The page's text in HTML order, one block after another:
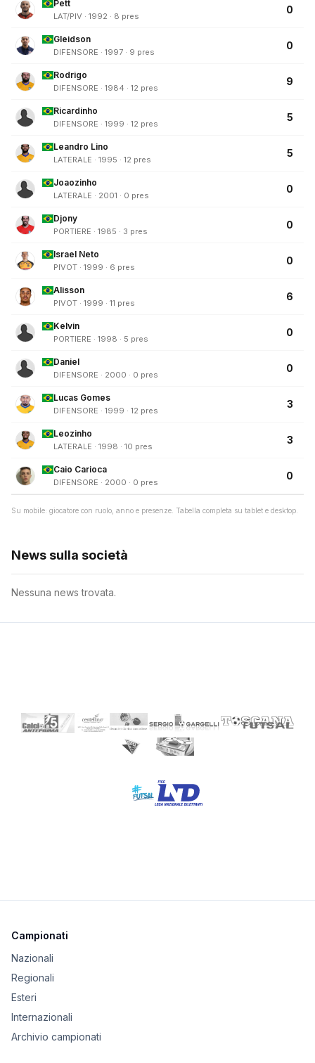
Pett
LAT/PIV · 1992 · 8 pres
0
Gleidson
DIFENSORE · 1997 · 9 pres
0
Rodrigo
DIFENSORE · 1984 · 12 pres
9
Ricardinho
DIFENSORE · 1999 · 12 pres
5
Leandro Lino
LATERALE · 1995 · 12 pres
5
Joaozinho
LATERALE · 2001 · 0 pres
0
Djony
PORTIERE · 1985 · 3 pres
0
Israel Neto
PIVOT · 1999 · 6 pres
0
Alisson
PIVOT · 1999 · 11 pres
6
Kelvin
PORTIERE · 1998 · 5 pres
0
Daniel
DIFENSORE · 2000 · 0 pres
0
Lucas Gomes
DIFENSORE · 1999 · 12 pres
3
Leozinho
LATERALE · 1998 · 10 pres
3
Caio Carioca
DIFENSORE · 2000 · 0 pres
0
Su mobile: giocatore con ruolo, anno e presenze. Tabella completa su tablet e desktop.
News sulla società
Nessuna news trovata.
Campionati
Nazionali
Regionali
Esteri
Internazionali
Archivio campionati